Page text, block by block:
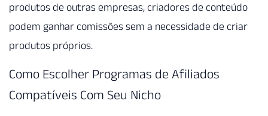
produtos de outras empresas, criadores de conteúdo
podem ganhar comissões sem a necessidade de criar
produtos próprios.
Como Escolher Programas de Afiliados
Compatíveis Com Seu Nicho